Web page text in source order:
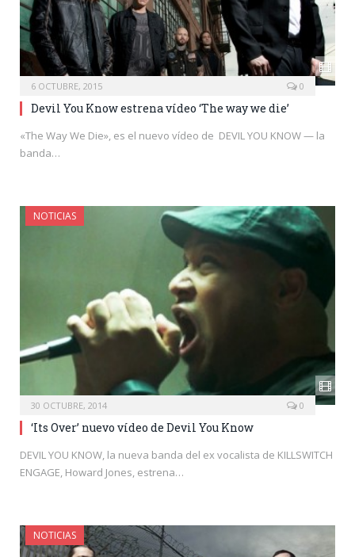
6 OCTUBRE, 2015 0
Devil You Know estrena vídeo ‘The way we die’
«The Way We Die», es el nuevo vídeo de DEVIL YOU KNOW — la
banda…
NOTICIAS
30 OCTUBRE, 2014 0
‘Its Over’ nuevo vídeo de Devil You Know
DEVIL YOU KNOW, la nueva banda del ex vocalista de KILLSWITCH
ENGAGE, Howard Jones, estrena…
NOTICIAS